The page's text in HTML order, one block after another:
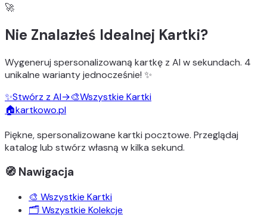
🚀
Nie Znalazłeś Idealnej Kartki?
Wygeneruj spersonalizowaną kartkę z AI w sekundach. 4
unikalne wariantyjednocześnie! ✨
✨Stwórz z AI→🎨Wszystkie Kartki
🏠kartkowo.pl
Piękne, spersonalizowane kartki pocztowe. Przeglądaj
katalog lub stwórz własną w kilka sekund.
🧭 Nawigacja
🎨 Wszystkie Kartki
🗂️ Wszystkie Kolekcje